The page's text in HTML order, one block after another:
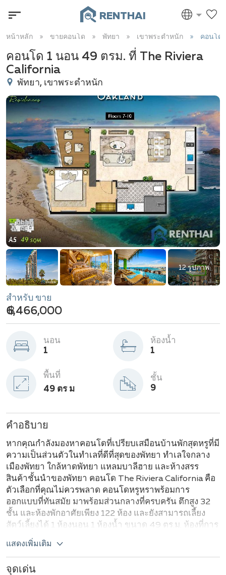
RENTHAI
หน้าหลัก ขายคอนโด พัทยา เขาพระตำหนัก คอนโด
คอนโด 1 นอน 49 ตรม. ที่ The Riviera
California
พัทยา, เขาพระตำหนัก
12 รูปภาพ
สำหรับ ขาย
฿ 6,466,000
นอน
1
ห้องน้ำ
1
พื้นที่
49 ตร ม
ชั้น
9
คำอธิบาย
หากคุณกำลังมองหาคอนโดที่เปรียบเสมือนบ้านพักสุดหรูที่มี
ความเป็นส่วนตัวในทำเลที่ดีที่สุดของพัทยา ทำเลใจกลาง
เมืองพัทยา ใกล้หาดพัทยา แหลมบาลีฮาย และห้างสรร
สินค้าชั้นนำของพัทยา คอนโด The Riviera California คือ
ตัวเลือกที่คุณไม่ควรพลาด คอนโดหรูหราพร้อมการ
ออกแบบที่ทันสมัย มาพร้อมส่วนกลางที่ครบครัน ตึกสูง 32
ชั้น และห้องพักอาศัยเพียง 122 ห้อง และยังสามารถเลี้ยง
สัตว์เลี้ยงได้ 1 ห้องนอน 1 ห้องน้ำ ขนาด 49 ตร.ม. ห้องที่การ
ออกแบบให้ความเป็นสัดส่วนและออกแบบให้ครบครันมา
พร้อมเฟอร์นิเจอร์และเครื่องใช้ไฟฟ้า พร้อมอยู่ได้เลย
แสดงเพิ่มเติม
จุดเด่น